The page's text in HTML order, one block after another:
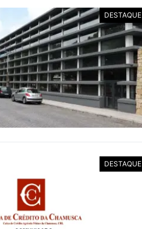
DESTAQUE
DESTAQUE